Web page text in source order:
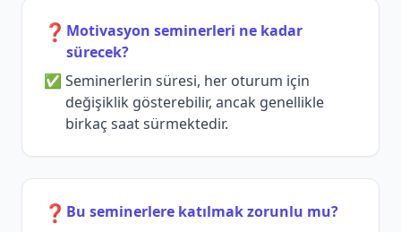
❓ Motivasyon seminerleri ne kadar
sürecek?
Seminerlerin süresi, her oturum için
değişiklik gösterebilir, ancak genellikle
birkaç saat sürmektedir.
❓ Bu seminerlere katılmak zorunlu mu?